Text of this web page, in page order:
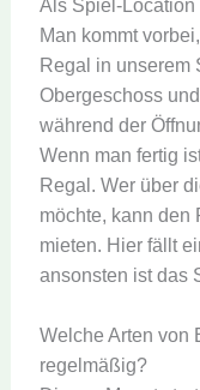
Als Spiel-Location
Man kommt
Regal in unserem
Obergeschoss
während der
Wenn man fertig
Regal. Wer über
möchte, kann den
mieten. Hier fällt
ansonsten ist das
Welche Arten von
regelmäßig?